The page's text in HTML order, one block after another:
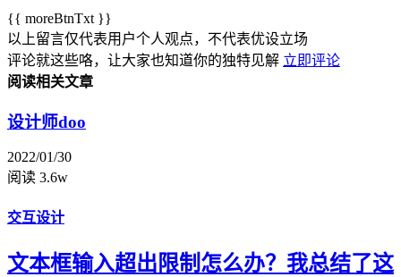
{{ moreBtnTxt }}
以上留言仅代表用户个人观点，不代表优设立场
评论就这些咯，让大家也知道你的独特见解 立即评论
阅读相关文章
设计师doo
2022/01/30
阅读 3.6w
交互设计
文本框输入超出限制怎么办？我总结了这